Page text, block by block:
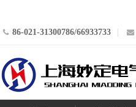
86-021-31300786/66933733